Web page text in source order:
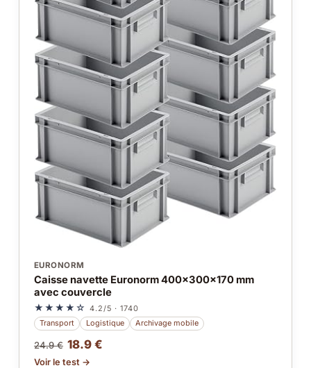
EURONORM
Caisse navette Euronorm 400x300x170 mm
avec couvercle
★★★★☆ 4.2/5 · 1740
Transport
Logistique Archivage mobile
24.9 € 18.9 €
Voir le test →